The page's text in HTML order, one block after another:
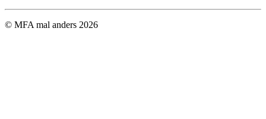
© MFA mal anders 2026